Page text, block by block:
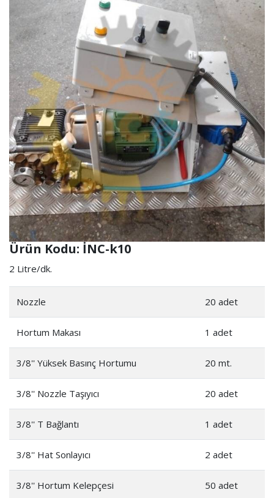
Ürün Kodu: İNC-k10
2 Litre/dk.
Nozzle 20 adet
Hortum Makası 1 adet
3/8'' Yüksek Basınç Hortumu 20 mt.
3/8'' Nozzle Taşıyıcı 20 adet
3/8'' T Bağlantı 1 adet
3/8'' Hat Sonlayıcı 2 adet
3/8'' Hortum Kelepçesi 50 adet